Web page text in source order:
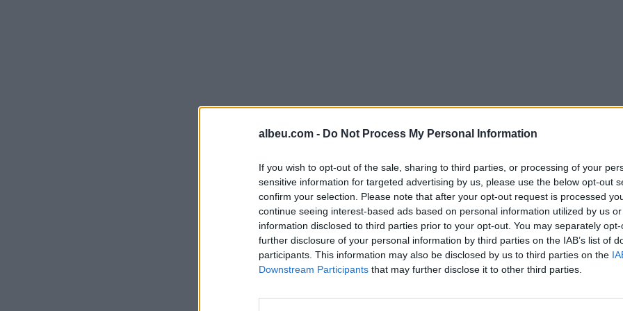
albeu.com - Do Not Process My Personal Information
If you wish to opt-out of the sale, sharing to third parties, or processing of your
sensitive information for targeted advertising by us, please use the below opt-out
confirm your selection. Please note that after your opt-out request is processed
continue seeing interest-based ads based on personal information utilized by us
information disclosed to third parties prior to your opt-out. You may separately
further disclosure of your personal information by third parties on the IAB’s list of
participants. This information may also be disclosed by us to third parties on the
Downstream Participants that may further disclose it to other third parties.